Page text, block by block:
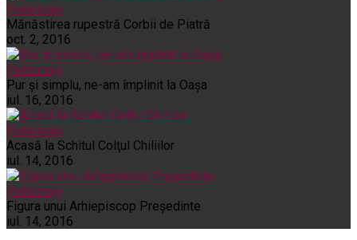
Pelerinaje
Mănăstirea rupestră Corbii de Piatră
oct. 2, 2016
Pelerinaje
Pur şi simplu, ne-am împlinit la Oaşa
iul. 16, 2016
Pelerinaje
Acasă la Schitul Colţul Chiliilor
iul. 14, 2016
Pelerinaje
Figura unui Arhiepiscop Preşedinte
iul. 14, 2016